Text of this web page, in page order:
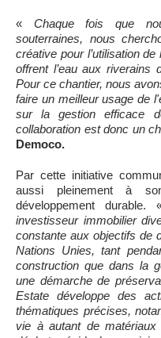
« Chaque fois que
souterraines, nous
créative pour l’utilisation
offrent l’eau aux riverains
Pour ce chantier, nous
faire un meilleur usage de
sur la gestion efficace
collaboration est donc un
Democo.
Par cette initiative
aussi pleinement à
développement durable.
investisseur immobilier
constante aux objectifs de
Nations Unies, tant
construction que dans la
une démarche de
Estate développe des
thématiques précises,
vie à autant de